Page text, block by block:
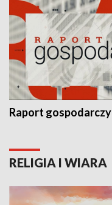
Raport gospodarczy
RELIGIA I WIARA